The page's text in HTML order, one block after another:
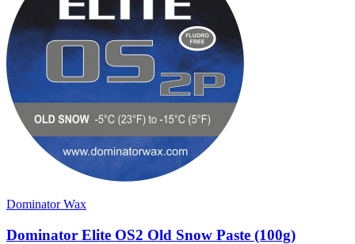
Dominator Wax
Dominator Elite OS2 Old Snow Paste (100g)